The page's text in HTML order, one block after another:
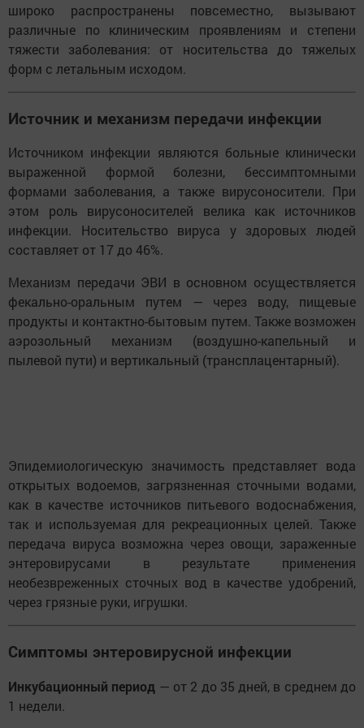
широко распространены повсеместно, вызывают
различные по клиническим проявлениям и степени
тяжести заболевания: от носительства до тяжелых
форм с летальным исходом.
Источник и механизм передачи инфекции
Источником инфекции являются больные клинически
выраженной формой болезни, бессимптомными
формами заболевания, а также вирусоносители. При
этом роль вирусоносителей велика как источников
инфекции. Носительство вируса у здоровых людей
составляет от 17 до 46%.
Механизм передачи ЭВИ в основном осуществляется
фекально-оральным путем — через воду, пищевые
продукты и контактно-бытовым путем. Также возможен
аэрозольный механизм (воздушно-капельный и
пылевой пути) и вертикальный (трансплацентарный).
Эпидемиологическую значимость представляет вода
открытых водоемов, загрязненная сточными водами,
как в качестве источников питьевого водоснабжения,
так и используемая для рекреационных целей. Также
передача вируса возможна через овощи, зараженные
энтеровирусами в результате применения
необезвреженных сточных вод в качестве удобрений,
через грязные руки, игрушки.
Симптомы энтеровирусной инфекции
Инкубационный период — от 2 до 35 дней, в среднем до
1 недели.